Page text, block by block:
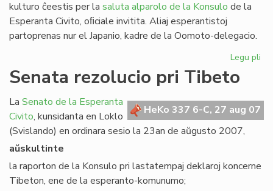
kulturo ĉeestis per la saluta alparolo de la Konsulo de la
Esperanta Civito, oﬁciale invitita. Aliaj esperantistoj
partoprenas nur el Japanio, kadre de la Oomoto-delegacio.
Legu pli
Senata rezolucio pri Tibeto
HeKo 337 6-C, 27 aug 07
La Senato de la Esperanta
Civito, kunsidanta en Loklo
(Svislando) en ordinara sesio la 23an de aŭgusto 2007,
aŭskultinte
la raporton de la Konsulo pri lastatempaj deklaroj koncerne
Tibeton, ene de la esperanto-komunumo;